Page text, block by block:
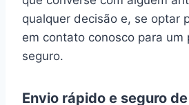
qualquer decisão e, se optar
em contato conosco para um
seguro.
Envio rápido e seguro de